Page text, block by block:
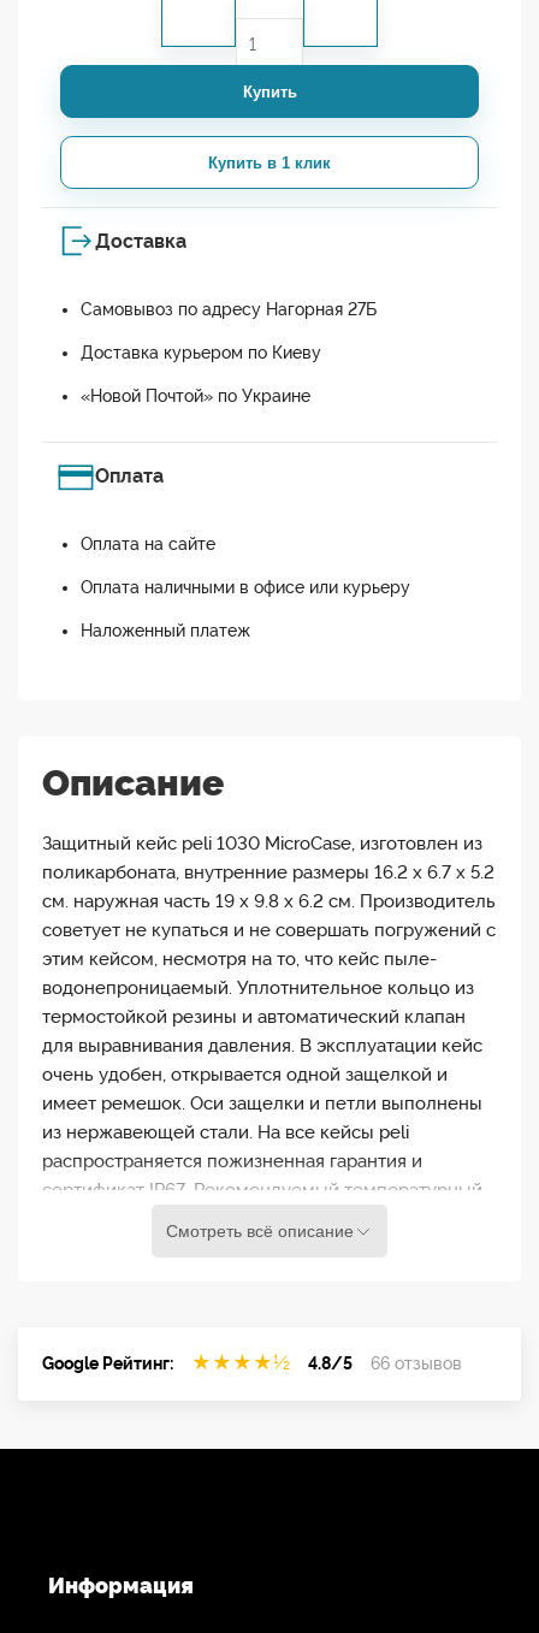
Купить
Купить в 1 клик
Доставка
Самовывоз по адресу Нагорная 27Б
Доставка курьером по Киеву
«Новой Почтой» по Украине
Оплата
Оплата на сайте
Оплата наличными в офисе или курьеру
Наложенный платеж
Описание
Защитный кейс peli 1030 MicroCase, изготовлен из
поликарбоната, внутренние размеры 16.2 x 6.7 x 5.2
см. наружная часть 19 x 9.8 x 6.2 см. Производитель
советует не купаться и не совершать погружений с
этим кейсом, несмотря на то, что кейс пыле-
водонепроницаемый. Уплотнительное кольцо из
термостойкой резины и автоматический клапан
для выравнивания давления. В эксплуатации кейс
очень удобен, открывается одной защелкой и
имеет ремешок. Оси защелки и петли выполнены
из нержавеющей стали. На все кейсы peli
распространяется пожизненная гарантия и
сертификат IP67. Рекомендуемый температурный
Смотреть всё описание
Google Рейтинг: ★ ★ ★ ★½ 4.8/5 66 отзывов
Информация